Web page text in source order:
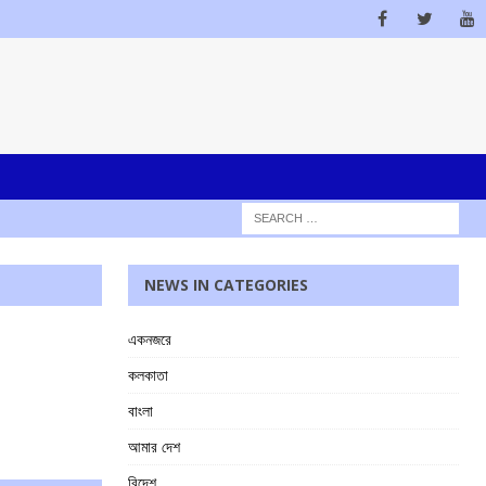
NEWS IN CATEGORIES
একনজরে
কলকাতা
বাংলা
আমার দেশ